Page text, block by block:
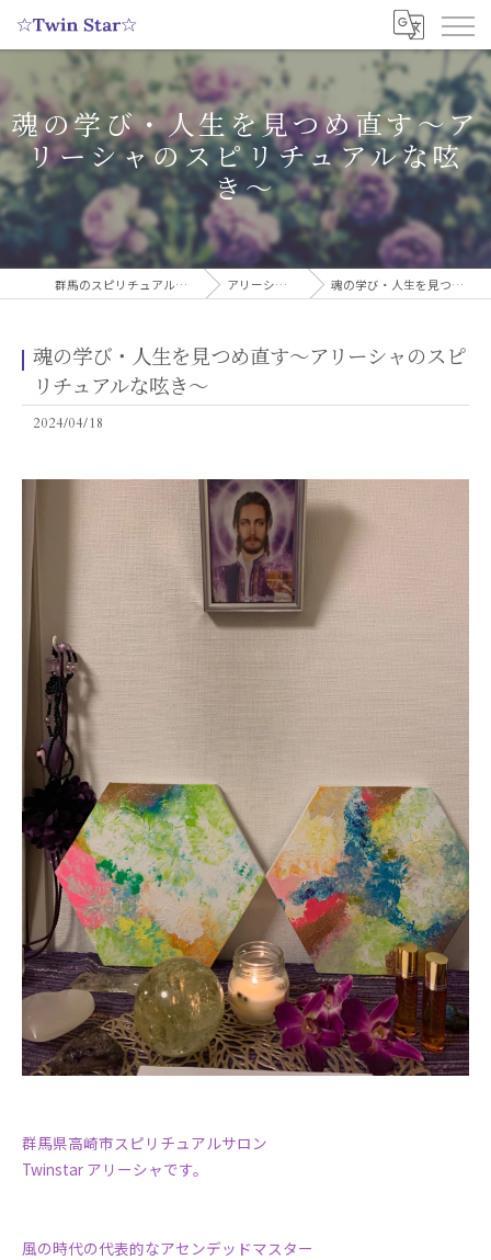
魂の学び・人生を見つめ直す〜ア
リーシャのスピリチュアルな呟
き〜
群馬のスピリチュアルヒーリングサロンなら実績多数の☆Twin Star☆ アリーシャのスピリチュアルブログ 魂の学び・人生を見つめ直す〜アリーシャのスピリチュアルな呟き〜
魂の学び・人生を見つめ直す〜アリーシャのスピ
リチュアルな呟き〜
2024/04/18
群馬県高崎市スピリチュアルサロン
Twinstar アリーシャです。
風の時代の代表的なアセンデッドマスター